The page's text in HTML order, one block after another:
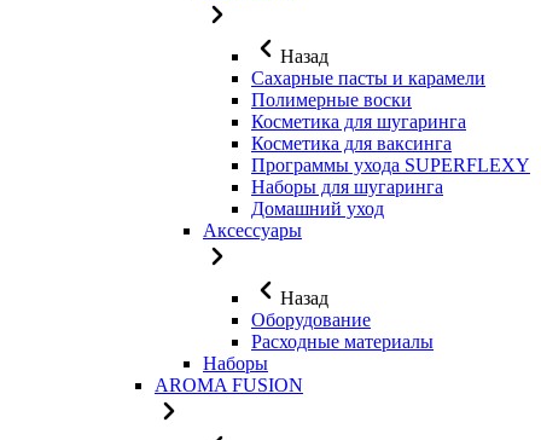
Назад
Сахарные пасты и карамели
Полимерные воски
Косметика для шугаринга
Косметика для ваксинга
Программы ухода SUPERFLEXY
Наборы для шугаринга
Домашний уход
Аксессуары
Назад
Оборудование
Расходные материалы
Наборы
AROMA FUSION